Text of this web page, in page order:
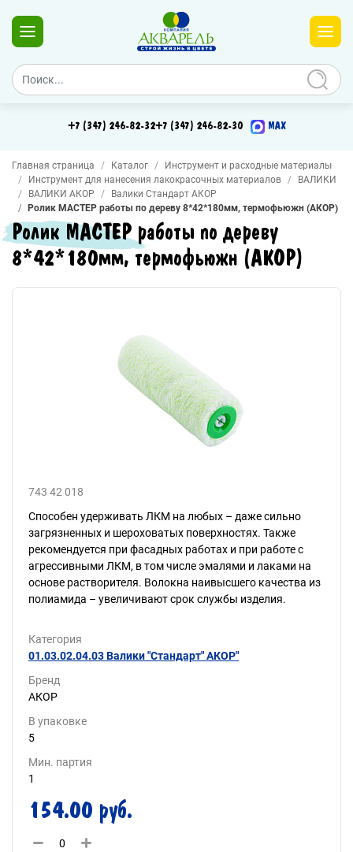
+7 (347) 246-82-32+7 (347) 246-82-30 MAX
Главная страница Каталог
Инструмент и расходные материалы
Инструмент для нанесения лакокрасочных материалов
ВАЛИКИ
ВАЛИКИ АКОР
Валики Стандарт АКОР
Ролик МАСТЕР работы по дереву 8*42*180мм, термофьюжн (АКОР)
Ролик МАСТЕР работы по дереву
8*42*180мм, термофьюжн (АКОР)
743 42 018
Способен удерживать ЛКМ на любых – даже сильно
загрязненных и шероховатых поверхностях. Также
рекомендуется при фасадных работах и при работе с
агрессивными ЛКМ, в том числе эмалями и лаками на
основе растворителя. Волокна наивысшего качества из
полиамида – увеличивают срок службы изделия.
Категория
01.03.02.04.03 Валики "Стандарт" АКОР"
Бренд
АКОР
В упаковке
5
Мин. партия
1
154.00 руб.